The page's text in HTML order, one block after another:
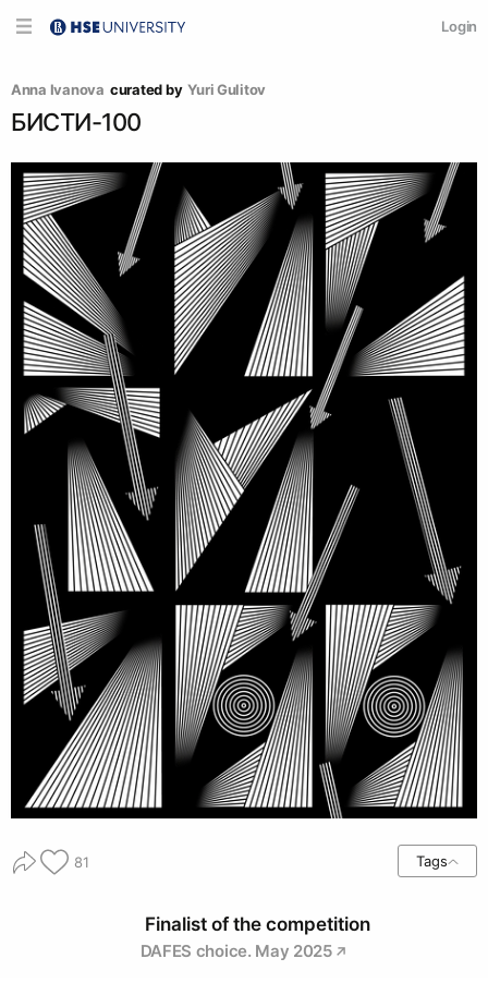
Login
Anna Ivanova curated by Yuri Gulitov
БИСТИ-100
81 Tags
Finalist of the competition
DAFES choice. May 2025